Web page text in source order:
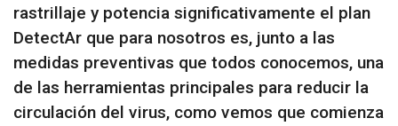
rastrillaje y potencia significativamente el plan
DetectAr que para nosotros es, junto a las
medidas preventivas que todos conocemos, una
de las herramientas principales para reducir la
circulación del virus, como vemos que comienza